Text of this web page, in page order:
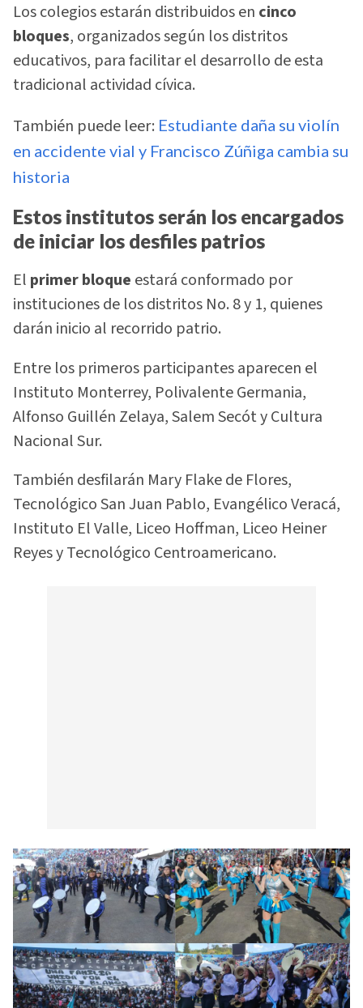
Los colegios estarán distribuidos en cinco
bloques, organizados según los distritos
educativos, para facilitar el desarrollo de esta
tradicional actividad cívica.
También puede leer: Estudiante daña su violín
en accidente vial y Francisco Zúñiga cambia su
historia
Estos institutos serán los encargados
de iniciar los desfiles patrios
El primer bloque estará conformado por
instituciones de los distritos No. 8 y 1, quienes
darán inicio al recorrido patrio.
Entre los primeros participantes aparecen el
Instituto Monterrey, Polivalente Germania,
Alfonso Guillén Zelaya, Salem Secót y Cultura
Nacional Sur.
También desfilarán Mary Flake de Flores,
Tecnológico San Juan Pablo, Evangélico Veracá,
Instituto El Valle, Liceo Hoffman, Liceo Heiner
Reyes y Tecnológico Centroamericano.